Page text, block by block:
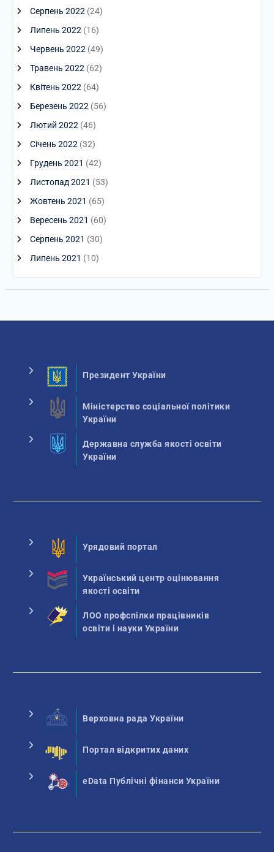
Серпень 2022 (24)
Липень 2022 (16)
Червень 2022 (49)
Травень 2022 (62)
Квітень 2022 (64)
Березень 2022 (56)
Лютий 2022 (46)
Січень 2022 (32)
Грудень 2021 (42)
Листопад 2021 (53)
Жовтень 2021 (65)
Вересень 2021 (60)
Серпень 2021 (30)
Липень 2021 (10)
Президент України
Міністерство соціальної політики
України
Державна служба якості освіти
України
Урядовий портал
Український центр оцінювання
якості освіти
ЛОО профспілки працівників
освіти і науки України
Верховна рада України
Портал відкритих даних
eData Публічні фінанси України